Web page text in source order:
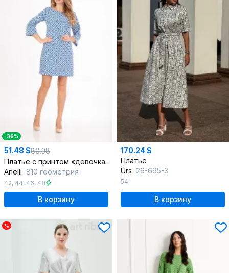
-36%
51.48 $80.38
Платье с принтом «девочка с зонтиком» на кружевных вставках
Anelli 810 геометрия
42, 44, 46, 48
В корзину
170.24 $
Платье
Urs 26-695-3
54
В корзину
%